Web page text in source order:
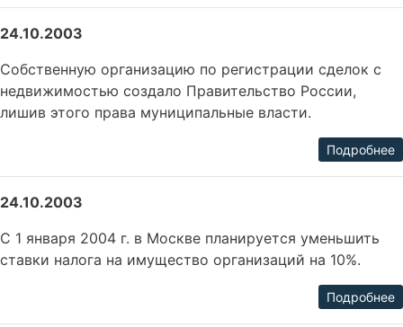
24.10.2003
Собственную организацию по регистрации сделок с
недвижимостью создало Правительство России,
лишив этого права муниципальные власти.
Подробнее
24.10.2003
С 1 января 2004 г. в Москве планируется уменьшить
ставки налога на имущество организаций на 10%.
Подробнее